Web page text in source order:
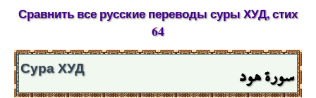
Сравнить все русские переводы суры ХУД, стих
64
سورة هود Сура ХУД